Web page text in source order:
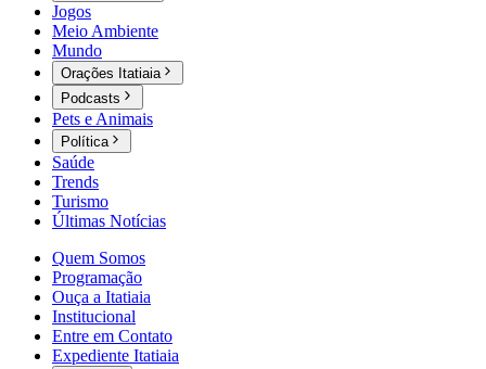
Jogos
Meio Ambiente
Mundo
Orações Itatiaia
Podcasts
Pets e Animais
Política
Saúde
Trends
Turismo
Últimas Notícias
Quem Somos
Programação
Ouça a Itatiaia
Institucional
Entre em Contato
Expediente Itatiaia